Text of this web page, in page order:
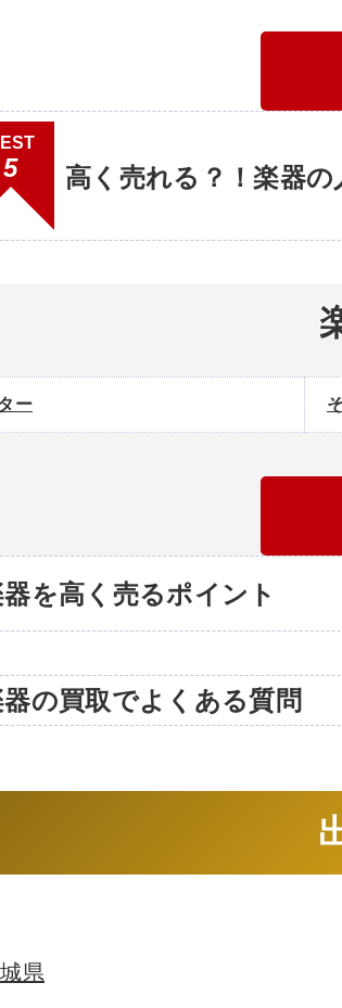
5 高く売れる？！楽器
ー
を高く売るポイント
の買取でよくある質問
県